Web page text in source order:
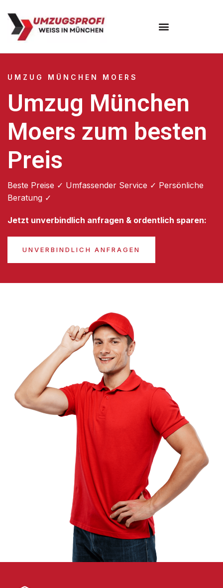
UMZUG MÜNCHEN MOERS
Umzug München
Moers zum besten
Preis
Beste Preise ✓ Umfassender Service ✓ Persönliche
Beratung ✓
Jetzt unverbindlich anfragen & ordentlich sparen:
UNVERBINDLICH ANFRAGEN